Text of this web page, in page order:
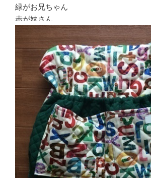
緑がお兄ちゃん
赤が妹さん